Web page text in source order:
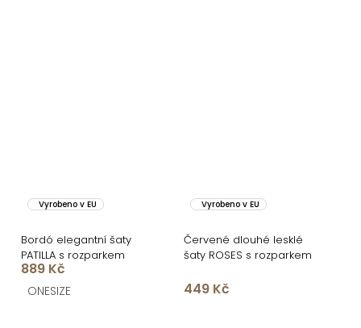
Vyrobeno v EU
Bordó elegantní šaty
PATILLA s rozparkem
889 Kč
ONESIZE
Vyrobeno v EU
Červené dlouhé lesklé
šaty ROSES s rozparkem
449 Kč